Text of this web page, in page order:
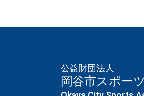
公益財団法人
岡谷市スポー